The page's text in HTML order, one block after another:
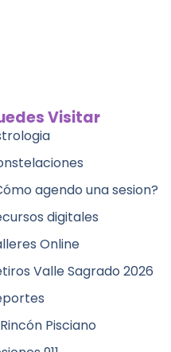
Visitar
agendo una sesion?
digitales
Online
Valle Sagrado 2026
Pisciano